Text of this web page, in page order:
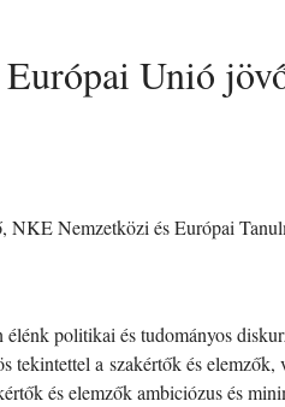
Unió
Nemzetközi és Európai
politikai és tudományos
tekintettel a szakértők és
és elemzők ambiciózus és